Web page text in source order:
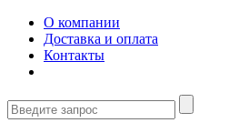
О компании
Доставка и оплата
Контакты